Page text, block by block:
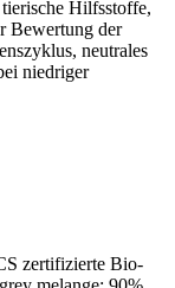
Hilfsstoffe,
Bewertung der
neutrales
niedriger
zertifizierte Bio-